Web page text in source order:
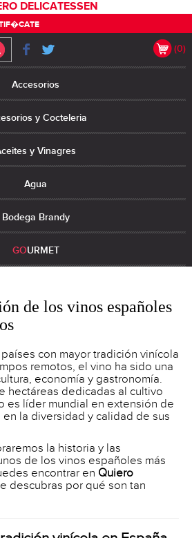
(0)
Accesorios
y Cocteleria
y Vinagres
Agua
Bodega Brandy
GOURMET
DELICATESSEN
de los vinos españoles
con mayor tradición vinícola
remotos, el vino ha sido una
economía y gastronomía.
hectáreas dedicadas al cultivo
es líder mundial en extensión de
la diversidad y calidad de sus
la historia y las
de los vinos españoles más
encontrar en Quiero
descubras por qué son tan